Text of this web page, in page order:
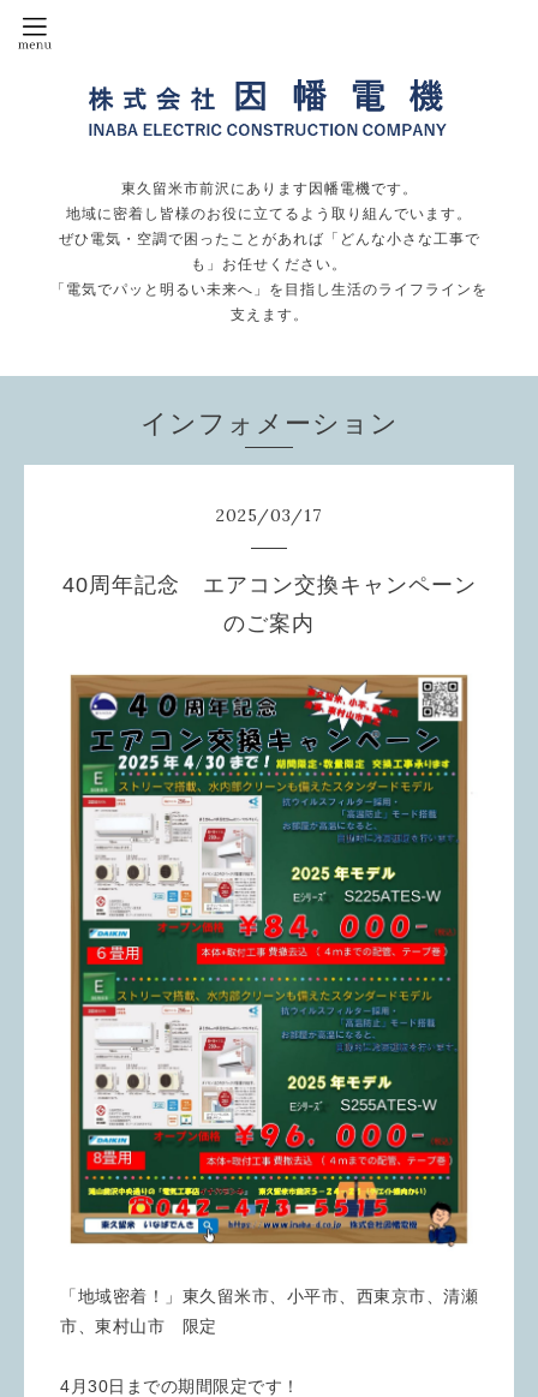
東久留米市前沢にあります因幡電機です。
地域に密着し皆様のお役に立てるよう取り組んでいます。
ぜひ電気・空調で困ったことがあれば「どんな小さな工事で
も」お任せください。
「電気でパッと明るい未来へ」を目指し生活のライフラインを
支えます。
インフォメーション
2025/03/17
40周年記念 エアコン交換キャンペーン
のご案内
「地域密着！」東久留米市、小平市、西東京市、清瀬
市、東村山市 限定
4月30日までの期間限定です！